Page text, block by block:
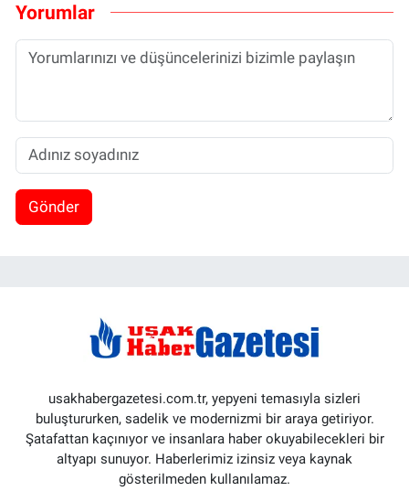
Yorumlar
Gönder
usakhabergazetesi.com.tr, yepyeni temasıyla sizleri
buluştururken, sadelik ve modernizmi bir araya getiriyor.
Şatafattan kaçınıyor ve insanlara haber okuyabilecekleri bir
altyapı sunuyor. Haberlerimiz izinsiz veya kaynak
gösterilmeden kullanılamaz.